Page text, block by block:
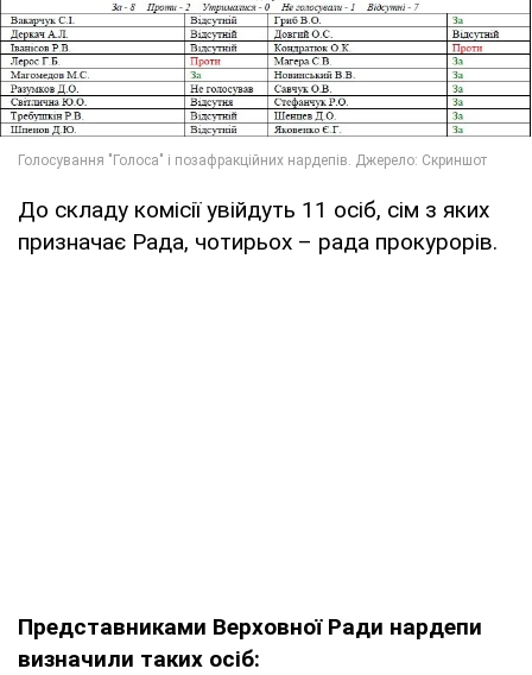
До складу комісії увійдуть 11 осіб, сім з яких
призначає Рада, чотирьох – рада прокурорів.
Представниками Верховної Ради нардепи
визначили таких осіб: